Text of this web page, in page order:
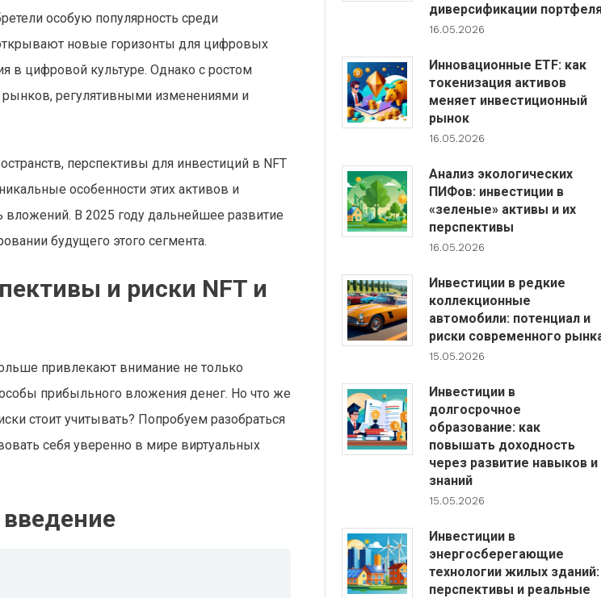
особую популярность среди
новые горизонты для цифровых
в цифровой культуре. Однако с ростом
регулятивными изменениями и
перспективы для инвестиций в NFT
особенности этих активов и
вложений. В 2025 году дальнейшее развитие
будущего этого сегмента.
и риски NFT и
привлекают внимание не только
прибыльного вложения денег. Но что же
стоит учитывать? Попробуем разобраться
себя уверенно в мире виртуальных
диверсификации
16.05.2026
Инновационные ETF: как
токенизация активов
меняет инвестиционный
рынок
16.05.2026
Анализ экологических
ПИФов: инвестиции в
«зеленые» активы и их
перспективы
16.05.2026
Инвестиции в редкие
коллекционные
автомобили: потенциал и
риски современного
15.05.2026
Инвестиции в
долгосрочное
образование: как
повышать доходность
через развитие навыков и
знаний
15.05.2026
Инвестиции в
энергосберегающие
технологии жилых зданий:
перспективы и реальные